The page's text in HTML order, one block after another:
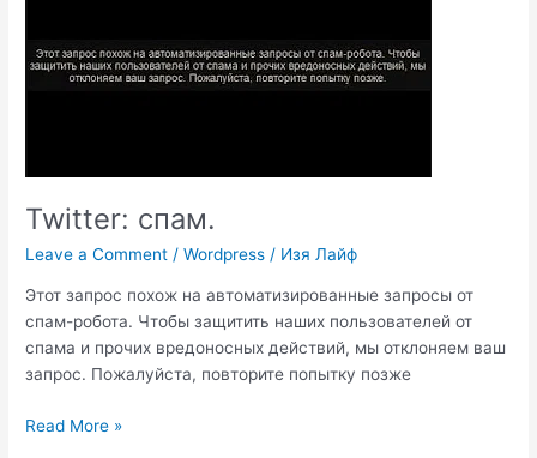
Twitter: спам.
Leave a Comment /Wordpress / Изя Лайф
Этот запрос похож на автоматизированные запросы от
спам-робота. Чтобы защитить наших пользователей от
спама и прочих вредоносных действий, мы отклоняем ваш
запрос. Пожалуйста, повторите попытку позже
Twitter:
Read More »